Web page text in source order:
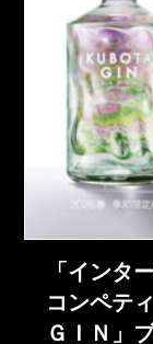
「インタ
コンペテ
ＧＩＮ」